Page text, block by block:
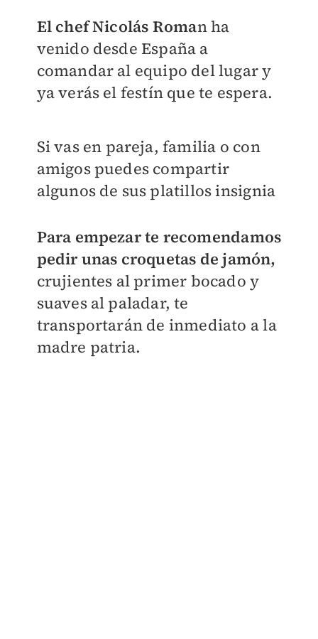
El chef Nicolás Roman ha
venido desde España a
comandar al equipo del lugar y
ya verás el festín que te espera.
Si vas en pareja, familia o con
amigos puedes compartir
algunos de sus platillos insignia
Para empezar te recomendamos
pedir unas croquetas de jamón,
crujientes al primer bocado y
suaves al paladar, te
transportarán de inmediato a la
madre patria.